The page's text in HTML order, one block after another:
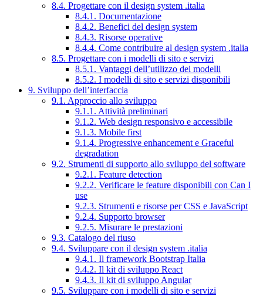
8.4. Progettare con il design system .italia
8.4.1. Documentazione
8.4.2. Benefici del design system
8.4.3. Risorse operative
8.4.4. Come contribuire al design system .italia
8.5. Progettare con i modelli di sito e servizi
8.5.1. Vantaggi dell’utilizzo dei modelli
8.5.2. I modelli di sito e servizi disponibili
9. Sviluppo dell’interfaccia
9.1. Approccio allo sviluppo
9.1.1. Attività preliminari
9.1.2. Web design responsivo e accessibile
9.1.3. Mobile first
9.1.4. Progressive enhancement e Graceful
degradation
9.2. Strumenti di supporto allo sviluppo del software
9.2.1. Feature detection
9.2.2. Verificare le feature disponibili con Can I
use
9.2.3. Strumenti e risorse per CSS e JavaScript
9.2.4. Supporto browser
9.2.5. Misurare le prestazioni
9.3. Catalogo del riuso
9.4. Sviluppare con il design system .italia
9.4.1. Il framework Bootstrap Italia
9.4.2. Il kit di sviluppo React
9.4.3. Il kit di sviluppo Angular
9.5. Sviluppare con i modelli di sito e servizi